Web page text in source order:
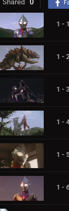
1 - 1
1 -
1 -
1 -
1 -
1 -